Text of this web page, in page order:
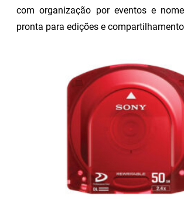
com organização por eventos e
pronta para edições e